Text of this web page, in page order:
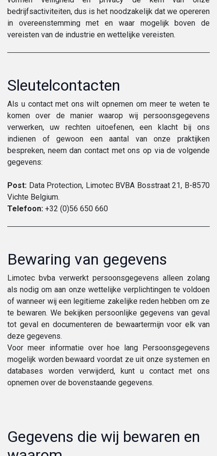
bedrijfsactiviteiten, dus is het noodzakelijk dat we opereren
in overeenstemming met en waar mogelijk boven de
vereisten van de industrie en wettelijke vereisten.
Sleutelcontacten
Als u contact met ons wilt opnemen om meer te weten te
komen over de manier waarop wij persoonsgegevens
verwerken, uw rechten uitoefenen, een klacht bij ons
indienen of gewoon een aantal van onze praktijken
bespreken, neem dan contact met ons op via de volgende
gegevens:
Post: Data Protection, Limotec BVBA Bosstraat 21, B-8570
Vichte Belgium.
Telefoon: +32 (0)56 650 660
Bewaring van gegevens
Limotec bvba verwerkt persoonsgegevens alleen zolang
als nodig om aan onze wettelijke verplichtingen te voldoen
of wanneer wij een legitieme zakelijke reden hebben om ze
te bewaren. We bekijken persoonlijke gegevens van geval
tot geval en documenteren de bewaartermijn voor elk van
deze gegevens.
Voor meer informatie over hoe lang Persoonsgegevens
mogelijk worden bewaard voordat ze uit onze systemen en
databases worden verwijderd, kunt u contact met ons
opnemen over de bovenstaande gegevens.
Gegevens die wij bewaren en